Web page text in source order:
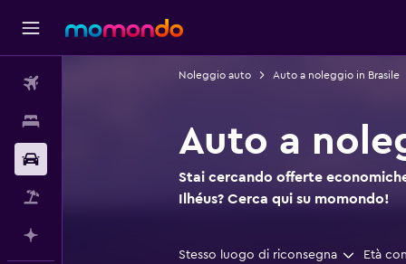
Noleggio auto Auto a noleggio in Brasile
Auto a
Stai cercando offerte
Ilhéus? Cerca qui su momondo!
Stesso luogo di riconsegna Età